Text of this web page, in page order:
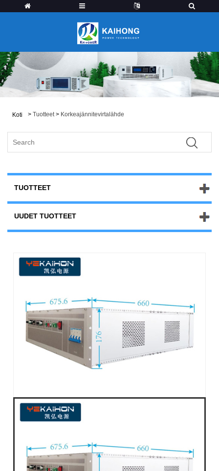
Koti > Tuotteet> Korkeajännitevirtalähde
TUOTTEET
UUDET TUOTTEET